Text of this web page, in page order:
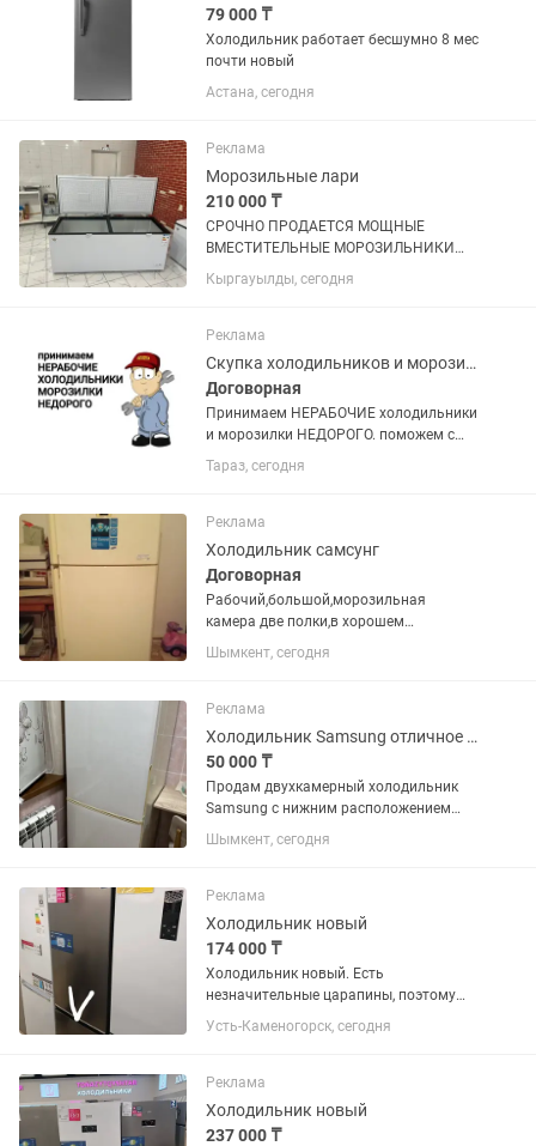
79 000 ₸
Холодильник работает бесшумно 8 мес
почти новый
Астана, сегодня
Реклама
Морозильные лари
210 000 ₸
СРОЧНО ПРОДАЕТСЯ МОЩНЫЕ
ВМЕСТИТЕЛЬНЫЕ МОРОЗИЛЬНИКИ
ОБЪЕМ 600 л, покупали по 320.000 тг
продаем срочно по 210.000 тг,
упустите такие вкусные цены !
Кыргауылды, сегодня
Реклама
Скупка холодильников и морозилок
Договорная
Принимаем НЕРАБОЧИЕ холодильники
и морозилки НЕДОРОГО. поможем с
утилизацией и выноса с этажей старой
техники.
Тараз, сегодня
Реклама
Холодильник самсунг
Договорная
Рабочий,большой,морозильная
камера две полки,в хорошем
состоянии
Шымкент, сегодня
Реклама
Холодильник Samsung отличное состояние
50 000 ₸
Продам двухкамерный холодильник
Samsung с нижним расположением
морозильной камеры. Холодильник
полностью исправен, в отличном
состоянии. Работает стабильно,
хорошо...
Шымкент, сегодня
Реклама
Холодильник новый
174 000 ₸
Холодильник новый. Есть
незначительные царапины, поэтому
продаётся гораздо дешевле.
Усть-Каменогорск, сегодня
Реклама
Холодильник новый
237 000 ₸